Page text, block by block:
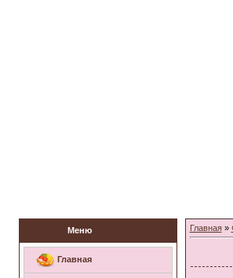
Меню
Главная
Главная»